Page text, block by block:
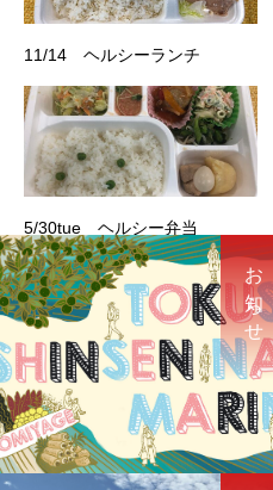
11/14 ヘルシーランチ
5/30tue ヘルシー弁当
お 知 ら せ